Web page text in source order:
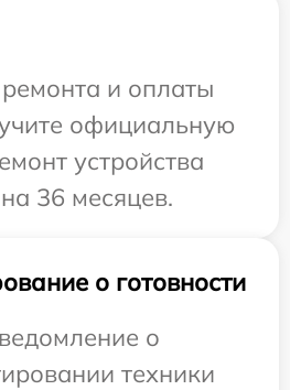
и оплаты
официальную
устройства
36 месяцев.
о готовности
о
техники